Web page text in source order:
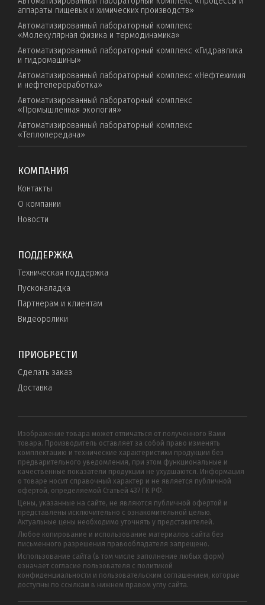
аппараты пищевых и химических производств»
Автоматизированный лабораторный комплекс
«Молекулярная физика и термодинамика»
Автоматизированный лабораторный комплекс «Гидравлика
и гидромашины»
Автоматизированный лабораторный комплекс «Нефтехимия
и нефтепереработка»
Автоматизированный лабораторный комплекс
«Промышленная экология»
Автоматизированный лабораторный комплекс
«Теплопередача»
КОМПАНИЯ
Контакты
О компании
Новости
ПОДДЕРЖКА
Техническая поддержка
Пусконаладка
Партнерам и клиентам
Видеоролики
ПРИОБРЕСТИ
Сделать заказ
Доставка
Изображение товара может отличаться от полученного Вами
товара. Производитель оставляет за собой право изменять
комплектацию и технические характеристики продукции без
предварительного уведомления, при этом функциональные и
качественные показатели продукции не ухудшаются. Информация
о товаре носит справочный характер и не является публичной
офертой, определяемой Статьей 437 ГК РФ.
Цены, указанные на сайте, не являются публичной офертой и
представлены исключительно с ознакомительной целью.
Актуальные цены необходимо уточнять у представителей.
Любое копирование и использование материалов сайта без
письменного разрешения правообладателя запрещено.
Использование сайта (в том числе заполнение любых форм)
означает согласие пользователя с политикой
конфиденциальности и пользовательским соглашением, которые
доступны по ссылкам в нижнем правом углу сайта.